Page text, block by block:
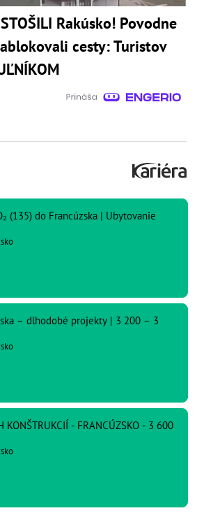
Rakúsko! Povodne
cesty: Turistov
(135) do Francúzska | Ubytovanie
– dlhodobé projekty | 3 200 – 3
KONŠTRUKCIÍ - FRANCÚZSKO - 3 600